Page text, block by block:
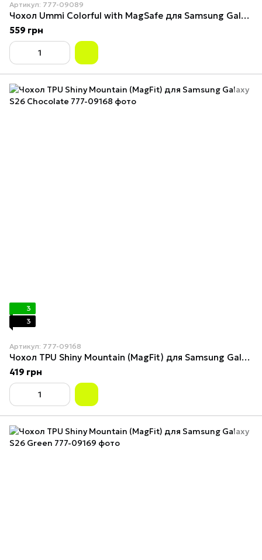
Артикул: 777-09089
Чохол Ummi Colorful with MagSafe для Samsung Galaxy S26 Black
559 грн
3
3
Артикул: 777-09168
Чохол TPU Shiny Mountain (MagFit) для Samsung Galaxy S26 Chocolate
419 грн